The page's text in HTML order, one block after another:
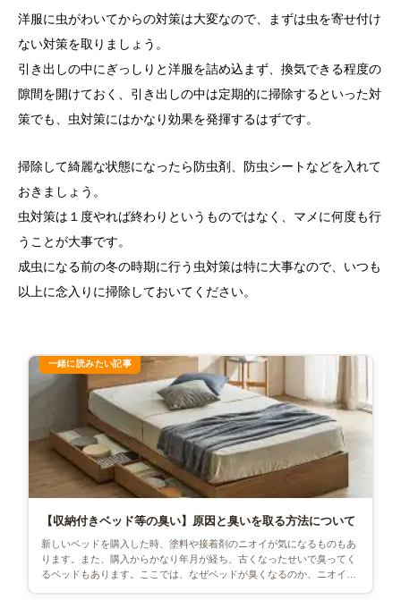
洋服に虫がわいてからの対策は大変なので、まずは虫を寄せ付け
ない対策を取りましょう。
引き出しの中にぎっしりと洋服を詰め込まず、換気できる程度の
隙間を開けておく、引き出しの中は定期的に掃除するといった対
策でも、虫対策にはかなり効果を発揮するはずです。
掃除して綺麗な状態になったら防虫剤、防虫シートなどを入れて
おきましょう。
虫対策は１度やれば終わりというものではなく、マメに何度も行
うことが大事です。
成虫になる前の冬の時期に行う虫対策は特に大事なので、いつも
以上に念入りに掃除しておいてください。
【収納付きベッド等の臭い】原因と臭いを取る方法について
新しいベッドを購入した時、塗料や接着剤のニオイが気になるものもあ
ります。また、購入からかなり年月が経ち、古くなったせいで臭ってく
るベッドもあります。ここでは、なぜベッドが臭くなるのか、ニオイを